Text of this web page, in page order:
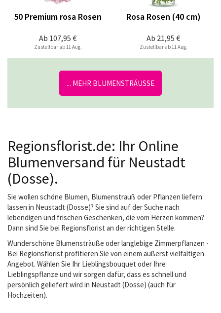
Ab 107,95 €
50 Premium rosa Rosen
Zustellbar ab 11 Aug.
Ab 21,95 €
Rosa Rosen (40 cm)
Zustellbar ab 11 Aug.
... MEHR BLUMENSTRÄUSSE
Regionsflorist.de: Ihr Online
Blumenversand für Neustadt
(Dosse).
Sie wollen schöne Blumen, Blumenstrauß oder Pflanzen liefern
lassen in Neustadt (Dosse)? Sie sind auf der Suche nach
lebendigen und frischen Geschenken, die vom Herzen kommen?
Dann sind Sie bei Regionsflorist an der richtigen Stelle.
Wunderschöne Blumensträuße oder langlebige Zimmerpflanzen -
Bei Regionsflorist profitieren Sie von einem äußerst vielfältigen
Angebot. Wählen Sie Ihr Lieblingsbouquet oder Ihre
Lieblingspflanze und wir sorgen dafür, dass es schnell und
persönlich geliefert wird in Neustadt (Dosse) (auch für
Hochzeiten).